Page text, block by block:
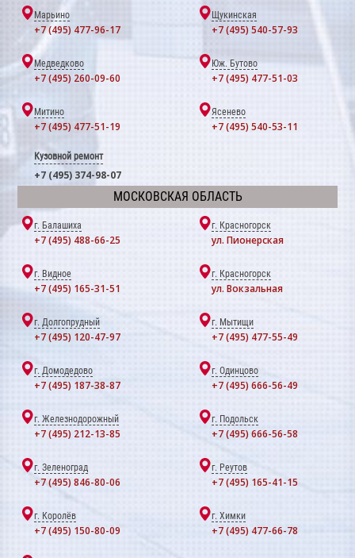
Марьино
+7 (495) 477-96-17
Щукинская
+7 (495) 540-57-93
Медведково
+7 (495) 260-09-60
Юж. Бутово
+7 (495) 477-51-03
Митино
+7 (495) 477-51-19
Ясенево
+7 (495) 540-53-11
Кузовной ремонт
+7 (495) 374-98-07
МОСКОВСКАЯ ОБЛАСТЬ
г. Балашиха
+7 (495) 488-66-25
г. Красногорск
ул. Пионерская
г. Видное
+7 (495) 165-31-51
г. Красногорск
ул. Вокзальная
г. Долгопрудный
+7 (495) 120-47-97
г. Мытищи
+7 (495) 477-55-49
г. Домодедово
+7 (495) 187-38-87
г. Одинцово
+7 (495) 666-56-49
г. Железнодорожный
+7 (495) 212-13-85
г. Подольск
+7 (495) 666-56-58
г. Зеленоград
+7 (495) 846-80-06
г. Реутов
+7 (495) 165-41-15
г. Королёв
+7 (495) 150-80-09
г. Химки
+7 (495) 477-66-78